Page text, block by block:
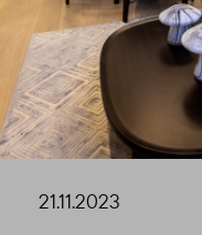
21.11.2023